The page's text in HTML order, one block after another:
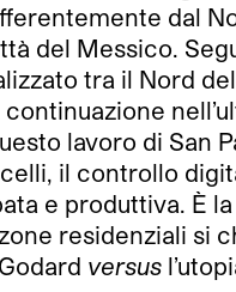
dal
del Messico.
tra il Nord
lavoro di San
il controllo
e produttiva. È la
residenziali si
versus